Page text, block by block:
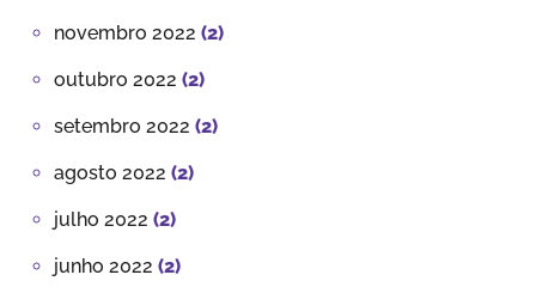
novembro 2022 (2)
outubro 2022 (2)
setembro 2022 (2)
agosto 2022 (2)
julho 2022 (2)
junho 2022 (2)